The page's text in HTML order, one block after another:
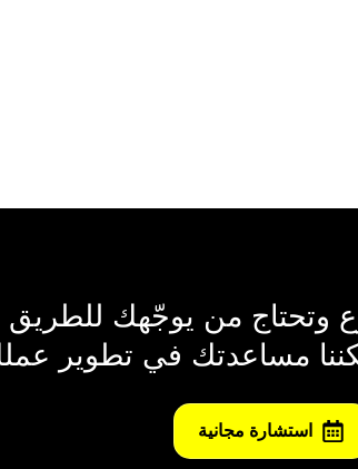
وتحتاج من يوجّهك للطريق
مساعدتك في تطوير
استشارة مجانية